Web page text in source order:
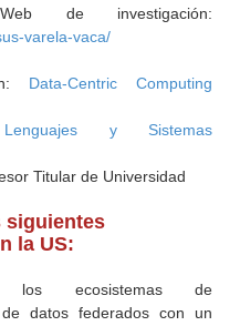
de investigación:
varela-vaca/
Data-Centric Computing
Lenguajes y Sistemas
Titular de Universidad
siguientes
la US:
los ecosistemas de
de datos federados con un